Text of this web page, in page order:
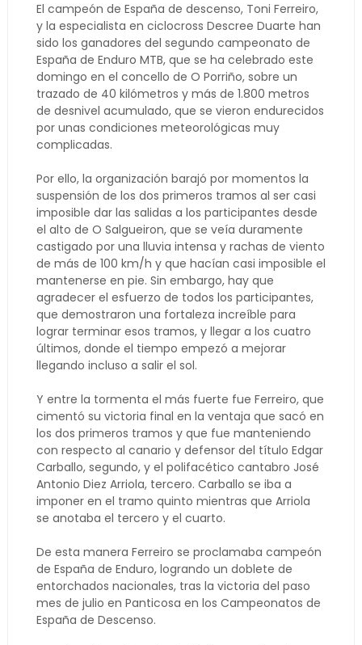
El campeón de España de descenso, Toni Ferreiro,
y la especialista en ciclocross Descree Duarte han
sido los ganadores del segundo campeonato de
España de Enduro MTB, que se ha celebrado este
domingo en el concello de O Porriño, sobre un
trazado de 40 kilómetros y más de 1.800 metros
de desnivel acumulado, que se vieron endurecidos
por unas condiciones meteorológicas muy
complicadas.
Por ello, la organización barajó por momentos la
suspensión de los dos primeros tramos al ser casi
imposible dar las salidas a los participantes desde
el alto de O Salgueiron, que se veía duramente
castigado por una lluvia intensa y rachas de viento
de más de 100 km/h y que hacían casi imposible el
mantenerse en pie. Sin embargo, hay que
agradecer el esfuerzo de todos los participantes,
que demostraron una fortaleza increíble para
lograr terminar esos tramos, y llegar a los cuatro
últimos, donde el tiempo empezó a mejorar
llegando incluso a salir el sol.
Y entre la tormenta el más fuerte fue Ferreiro, que
cimentó su victoria final en la ventaja que sacó en
los dos primeros tramos y que fue manteniendo
con respecto al canario y defensor del título Edgar
Carballo, segundo, y el polifacético cantabro José
Antonio Diez Arriola, tercero. Carballo se iba a
imponer en el tramo quinto mientras que Arriola
se anotaba el tercero y el cuarto.
De esta manera Ferreiro se proclamaba campeón
de España de Enduro, logrando un doblete de
entorchados nacionales, tras la victoria del paso
mes de julio en Panticosa en los Campeonatos de
España de Descenso.